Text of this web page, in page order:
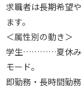
求職者は長期希望
ます。
＜属性別の動き＞
学生…………夏休みの
モード。
即勤務・長時間勤